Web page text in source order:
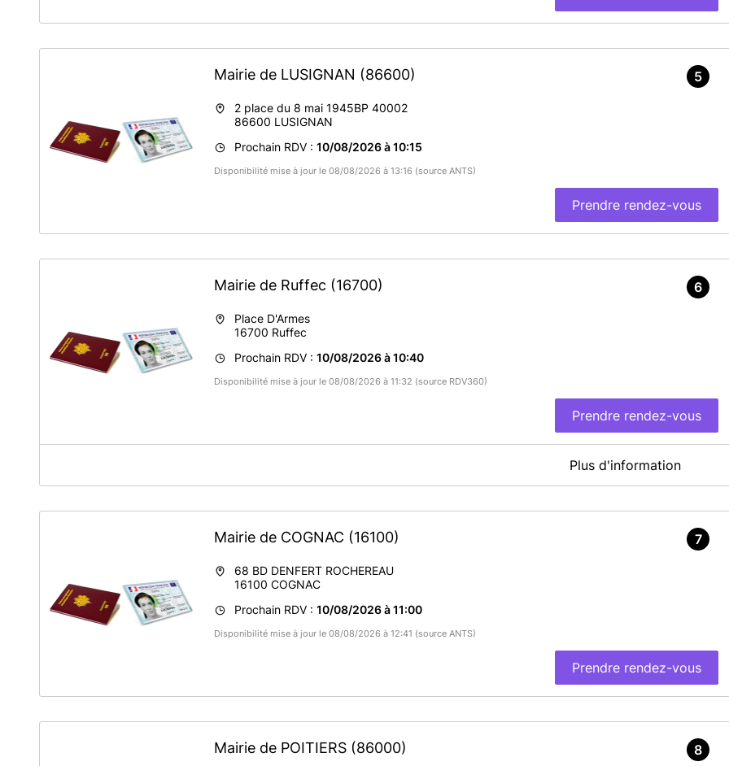
Mairie de LUSIGNAN (86600)
2 place du 8 mai 1945BP 40002
86600 LUSIGNAN
Prochain RDV : 10/08/2026 à 10:15
Disponibilité mise à jour le 08/08/2026 à 13:16 (source ANTS)
Prendre rendez-vous
5
Mairie de Ruffec (16700)
Place D'Armes
16700 Ruffec
Prochain RDV : 10/08/2026 à 10:40
Disponibilité mise à jour le 08/08/2026 à 11:32 (source RDV360)
Prendre rendez-vous
6
mois uniquement.
En savoir plus
Plus d'information
Mairie de COGNAC (16100)
68 BD DENFERT ROCHEREAU
16100 COGNAC
Prochain RDV : 10/08/2026 à 11:00
Disponibilité mise à jour le 08/08/2026 à 12:41 (source ANTS)
Prendre rendez-vous
7
Mairie de POITIERS (86000) 8